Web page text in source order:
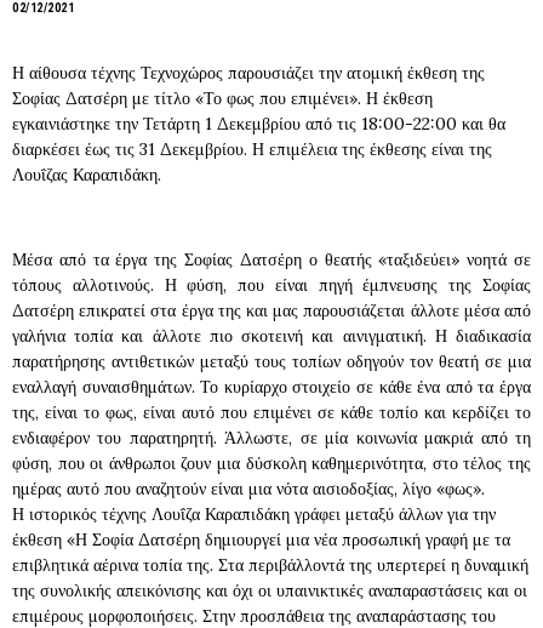
02/12/2021
Η αίθουσα τέχνης Τεχνοχώρος παρουσιάζει την ατομική έκθεση της
Σοφίας Δατσέρη με τίτλο «Το φως που επιμένει». Η έκθεση
εγκαινιάστηκε την Τετάρτη 1 Δεκεμβρίου από τις 18:00-22:00 και θα
διαρκέσει έως τις 31 Δεκεμβρίου. Η επιμέλεια της έκθεσης είναι της
Λουΐζας Καραπιδάκη.
Μέσα από τα έργα της Σοφίας Δατσέρη ο θεατής «ταξιδεύει» νοητά σε
τόπους αλλοτινούς. Η φύση, που είναι πηγή έμπνευσης της Σοφίας
Δατσέρη επικρατεί στα έργα της και μας παρουσιάζεται άλλοτε μέσα από
γαλήνια τοπία και άλλοτε πιο σκοτεινή και αινιγματική. Η διαδικασία
παρατήρησης αντιθετικών μεταξύ τους τοπίων οδηγούν τον θεατή σε μια
εναλλαγή συναισθημάτων. Το κυρίαρχο στοιχείο σε κάθε ένα από τα έργα
της, είναι το φως, είναι αυτό που επιμένει σε κάθε τοπίο και κερδίζει το
ενδιαφέρον του παρατηρητή. Άλλωστε, σε μία κοινωνία μακριά από τη
φύση, που οι άνθρωποι ζουν μια δύσκολη καθημερινότητα, στο τέλος της
ημέρας αυτό που αναζητούν είναι μια νότα αισιοδοξίας, λίγο «φως».
Η ιστορικός τέχνης Λουΐζα Καραπιδάκη γράφει μεταξύ άλλων για την
έκθεση «Η Σοφία Δατσέρη δημιουργεί μια νέα προσωπική γραφή με τα
επιβλητικά αέρινα τοπία της. Στα περιβάλλοντά της υπερτερεί η δυναμική
της συνολικής απεικόνισης και όχι οι υπαινικτικές αναπαραστάσεις και οι
επιμέρους μορφοποιήσεις. Στην προσπάθεια της αναπαράστασης του